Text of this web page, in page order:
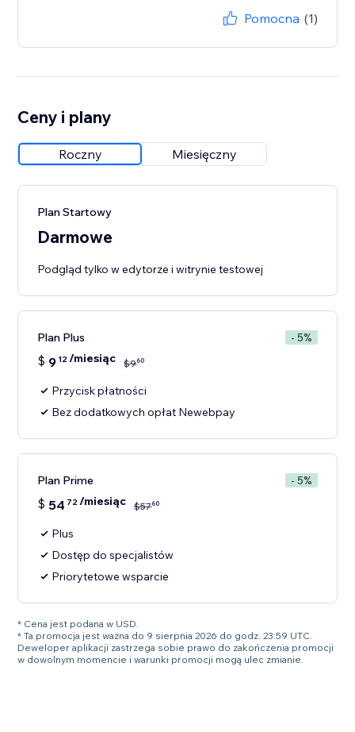
Pomocna (1)
Ceny i plany
Roczny Miesięczny
Plan Startowy
Darmowe
Podgląd tylko w edytorze i witrynie testowej
Plan Plus - 5%
$ 9 12/miesiąc $960
Przycisk płatności
Bez dodatkowych opłat Newebpay
Plan Prime - 5%
$ 54 72/miesiąc $5760
Plus
Dostęp do specjalistów
Priorytetowe wsparcie
* Cena jest podana w USD.
* Ta promocja jest ważna do 9 sierpnia 2026 do godz. 23:59 UTC.
Deweloper aplikacji zastrzega sobie prawo do zakończenia promocji
w dowolnym momencie i warunki promocji mogą ulec zmianie.